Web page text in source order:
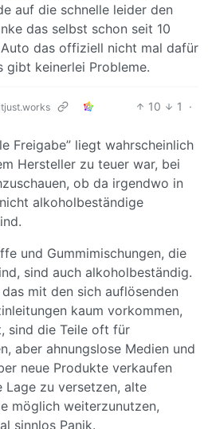
auf die schnelle leider den
das selbst schon seit 10
das offiziell nicht mal dafür
gibt keinerlei Probleme.
10 1
·
Freigabe” liegt wahrscheinlich
Hersteller zu teuer war, bei
ob da irgendwo in
alkoholbeständige
und Gummimischungen, die
sind auch alkoholbeständig.
mit den sich auflösenden
kaum vorkommen,
sind die Teile oft für
aber ahnungslose Medien und
neue Produkte verkaufen
zu versetzen, alte
möglich weiterzunutzen,
sinnlos Panik.